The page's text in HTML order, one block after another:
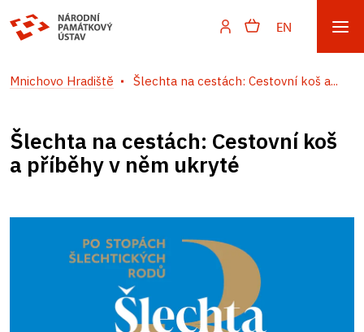
EN
Mnichovo Hradiště Šlechta na cestách: Cestovní koš a...
Šlechta na cestách: Cestovní koš
a příběhy v něm ukryté